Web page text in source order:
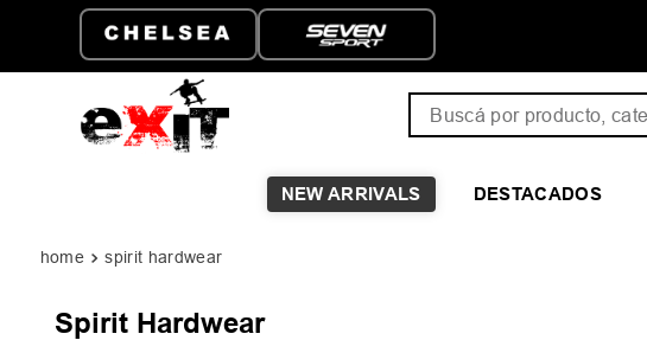
ENVÍO GRATIS A PARTIR DE
$149.999
NEW ARRIVALS DESTACADOS
spirit hardwear
Spirit Hardwear